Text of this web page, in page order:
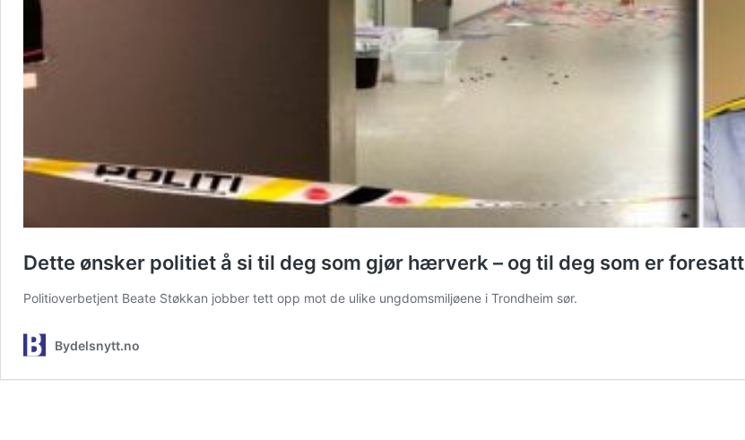
Dette ønsker politiet å si til deg som gjør hærverk – og til deg som er foresatt
Politioverbetjent Beate Støkkan jobber tett opp mot de ulike ungdomsmiljøene i Trondheim sør.
Bydelsnytt.no